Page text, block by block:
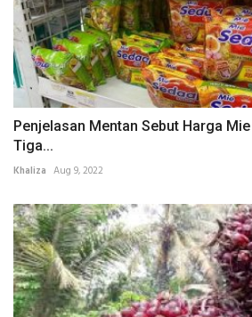
Penjelasan Mentan Sebut Harga
Tiga...
Khaliza Aug 9, 2022